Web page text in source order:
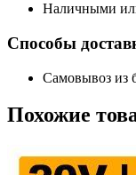
Наличными
Способы
Самовывоз из
Похожие